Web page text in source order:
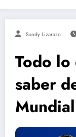
Sandy Lizarazo
Todo lo
saber